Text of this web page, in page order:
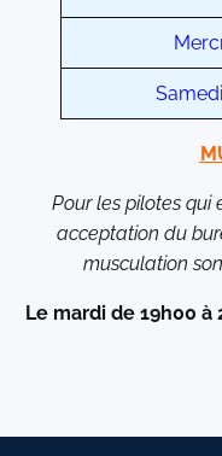
Pour les pilotes
acceptation du
musculation
Le mardi de 19h00 à